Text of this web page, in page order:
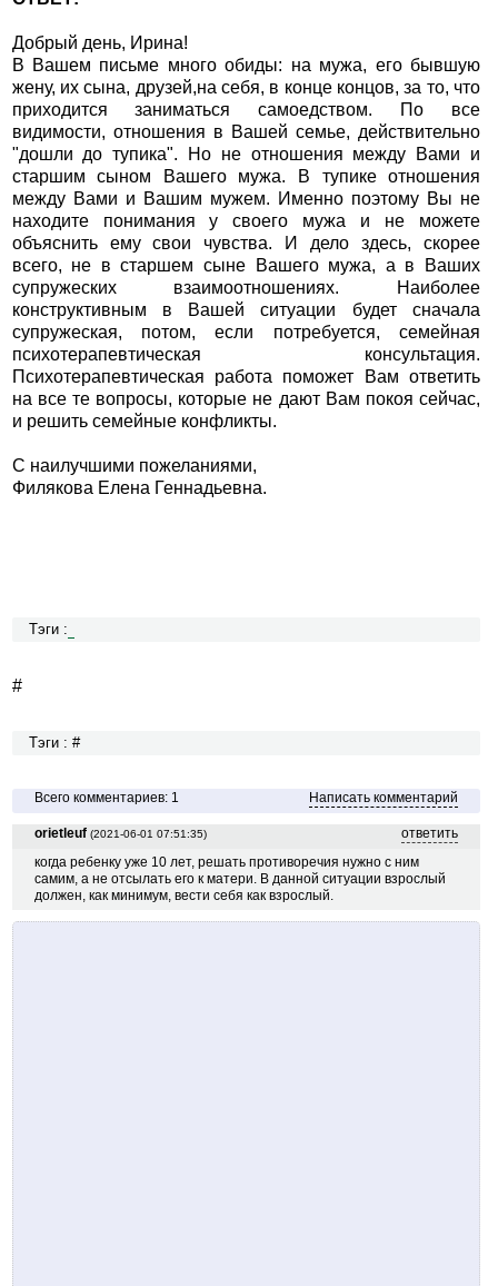
Добрый день, Ирина!
В Вашем письме много обиды: на мужа, его бывшую
жену, их сына, друзей,на себя, в конце концов, за то, что
приходится заниматься самоедством. По все
видимости, отношения в Вашей семье, действительно
"дошли до тупика". Но не отношения между Вами и
старшим сыном Вашего мужа. В тупике отношения
между Вами и Вашим мужем. Именно поэтому Вы не
находите понимания у своего мужа и не можете
объяснить ему свои чувства. И дело здесь, скорее
всего, не в старшем сыне Вашего мужа, а в Ваших
супружеских взаимоотношениях. Наиболее
конструктивным в Вашей ситуации будет сначала
супружеская, потом, если потребуется, семейная
психотерапевтическая консультация.
Психотерапевтическая работа поможет Вам ответить
на все те вопросы, которые не дают Вам покоя сейчас,
и решить семейные конфликты.
С наилучшими пожеланиями,
Филякова Елена Геннадьевна.
Тэги :
#
Тэги : #
Всего комментариев: 1 Написать комментарий
orietleuf (2021-06-01 07:51:35)
ответить
когда ребенку уже 10 лет, решать противоречия нужно с ним
самим, а не отсылать его к матери. В данной ситуации взрослый
должен, как минимум, вести себя как взрослый.